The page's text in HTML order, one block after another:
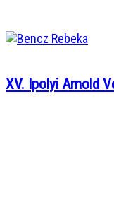
XV. Ipolyi Arnold